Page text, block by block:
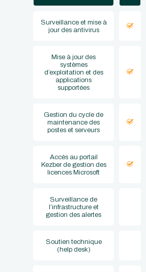
Surveillance et mise à
jour des antivirus
Mise à jour des
systèmes
d’exploitation et des
applications
supportées
Gestion du cycle de
maintenance des
postes et serveurs
Accès au portail
Kezber de gestion des
licences Microsoft
Surveillance de
l’infrastructure et
gestion des alertes
Soutien technique
(help desk)